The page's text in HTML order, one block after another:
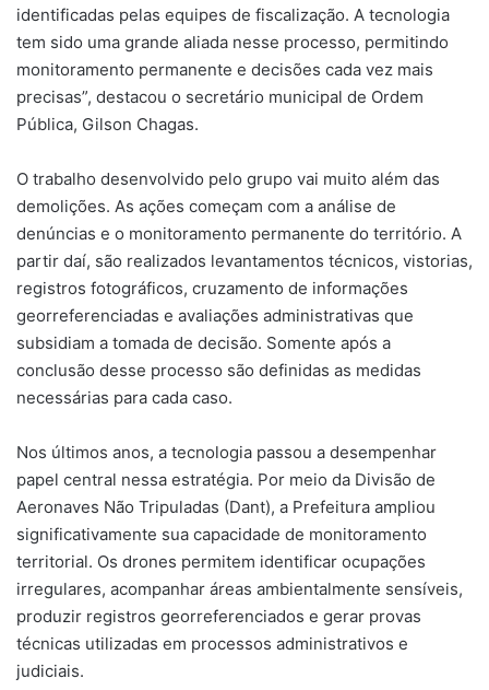
identificadas pelas equipes de fiscalização. A tecnologia
tem sido uma grande aliada nesse processo, permitindo
monitoramento permanente e decisões cada vez mais
precisas”, destacou o secretário municipal de Ordem
Pública, Gilson Chagas.
O trabalho desenvolvido pelo grupo vai muito além das
demolições. As ações começam com a análise de
denúncias e o monitoramento permanente do território. A
partir daí, são realizados levantamentos técnicos, vistorias,
registros fotográficos, cruzamento de informações
georreferenciadas e avaliações administrativas que
subsidiam a tomada de decisão. Somente após a
conclusão desse processo são definidas as medidas
necessárias para cada caso.
Nos últimos anos, a tecnologia passou a desempenhar
papel central nessa estratégia. Por meio da Divisão de
Aeronaves Não Tripuladas (Dant), a Prefeitura ampliou
significativamente sua capacidade de monitoramento
territorial. Os drones permitem identificar ocupações
irregulares, acompanhar áreas ambientalmente sensíveis,
produzir registros georreferenciados e gerar provas
técnicas utilizadas em processos administrativos e
judiciais.